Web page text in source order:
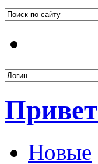
Привет
Новые